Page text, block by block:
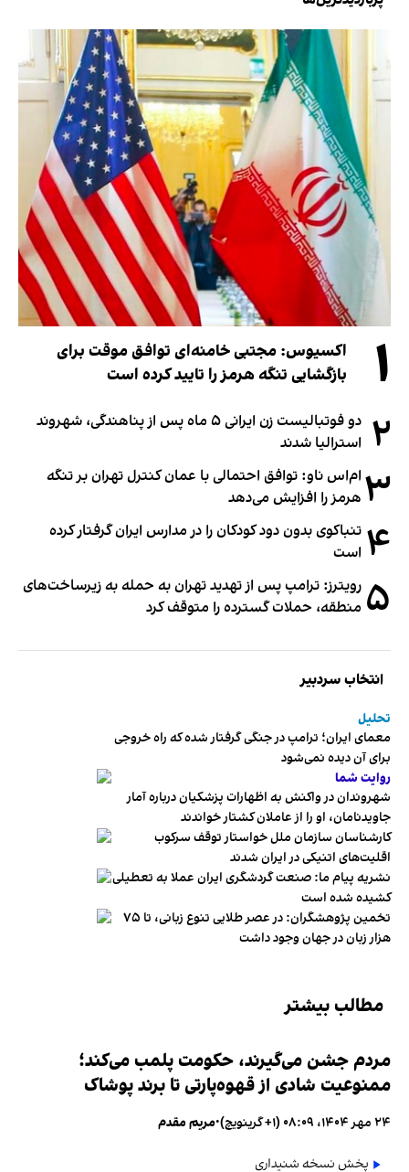
۱
اکسیوس: مجتبی خامنه‌ای توافق موقت برای
بازگشایی تنگه هرمز را تایید کرده است
۲
دو فوتبالیست زن ایرانی ۵ ماه پس از پناهندگی، شهروند
استرالیا شدند
۳ ام‌اس ناو: توافق احتمالی با عمان کنترل تهران بر تنگه
هرمز را افزایش می‌دهد
۴ تنباکوی بدون دود کودکان را در مدارس ایران گرفتار کرده
است
۵ رویترز: ترامپ پس از تهدید تهران به حمله به زیرساخت‌های
منطقه، حملات گسترده را متوقف کرد
انتخاب سردبیر
تحلیل
معمای ایران؛ ترامپ در جنگی گرفتار شده که راه خروجی
برای آن دیده نمی‌شود
روایت شما
شهروندان در واکنش به اظهارات پزشکیان درباره آمار
جاویدنامان، او را از عاملان کشتار خواندند
کارشناسان سازمان ملل خواستار توقف سرکوب
اقلیت‌های اتنیکی در ایران شدند
نشریه پیام ما: صنعت گردشگری ایران عملا به تعطیلی
کشیده شده است
تخمین پژوهشگران: در عصر طلایی تنوع زبانی، تا ۷۵
هزار زبان در جهان وجود داشت
مطالب بیشتر
مردم جشن می‌گیرند، حکومت پلمب می‌کند؛
ممنوعیت شادی از قهوه‌پارتی تا برند پوشاک
۲۴ مهر ۱۴۰۴، ۰۸:۰۹ (‎+۱ گرینویچ) •مریم مقدم
پخش نسخه شنیداری